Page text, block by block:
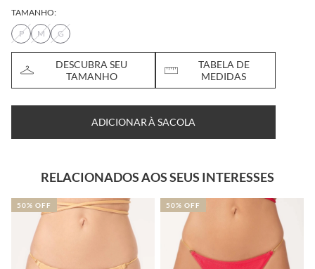
TAMANHO:
P
M G
DESCUBRA SEU
TAMANHO
TABELA DE
MEDIDAS
ADICIONAR À SACOLA
RELACIONADOS AOS SEUS INTERESSES
50% OFF 50% OFF